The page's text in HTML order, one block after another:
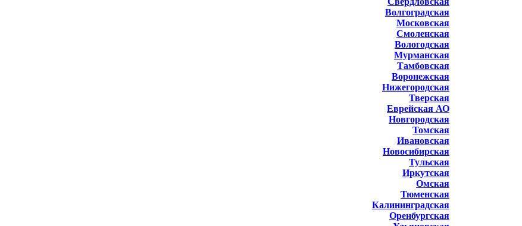
Волгоградская
Московская
Смоленская
Вологодская
Мурманская
Тамбовская
Воронежская
Нижегородская
Тверская
Еврейская АО
Новгородская
Томская
Ивановская
Новосибирская
Тульская
Иркутская
Омская
Тюменская
Калининградская
Оренбургская